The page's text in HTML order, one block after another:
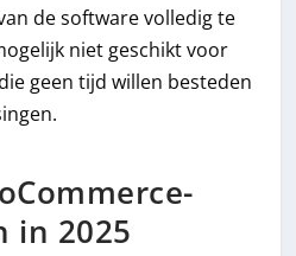
de software volledig te
niet geschikt voor
geen tijd willen besteden
in 2025